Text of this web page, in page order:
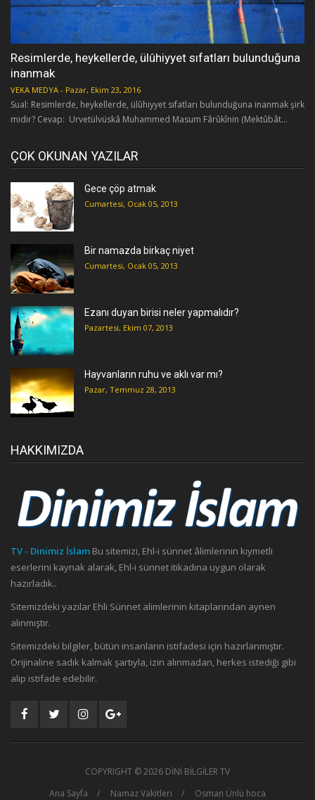
Resimlerde, heykellerde, ülûhiyyet sıfatları bulunduğuna
inanmak
VEKA MEDYA - Pazar, Ekim 23, 2016
Sual: Resimlerde, heykellerde, ülûhiyyet sıfatları bulunduğuna inanmak şirk
midir? Cevap: Urvetülvüskâ Muhammed Masum Fârûkînin (Mektûbât...
ÇOK OKUNAN YAZILAR
Gece çöp atmak
Cumartesi, Ocak 05, 2013
Bir namazda birkaç niyet
Cumartesi, Ocak 05, 2013
Ezanı duyan birisi neler yapmalıdır?
Pazartesi, Ekim 07, 2013
Hayvanların ruhu ve aklı var mı?
Pazar, Temmuz 28, 2013
HAKKIMIZDA
TV - Dinimiz İslam Bu sitemizi, Ehl-i sünnet âlimlerinin kıymetli
eserlerini kaynak alarak, Ehl-i sünnet itikadına uygun olarak
hazırladık..
Sitemizdeki yazılar Ehli Sünnet alimlerinin kitaplarından aynen
alınmıştır.
Sitemizdeki bilgiler, bütün insanların istifadesi için hazırlanmıştır.
Orijinaline sadık kalmak şartıyla, izin alınmadan, herkes istediği gibi
alıp istifade edebilir.
COPYRIGHT ©2026 DİNİ BİLGİLER TV
Ana Sayfa
Namaz Vakitleri Osman Ünlü hoca